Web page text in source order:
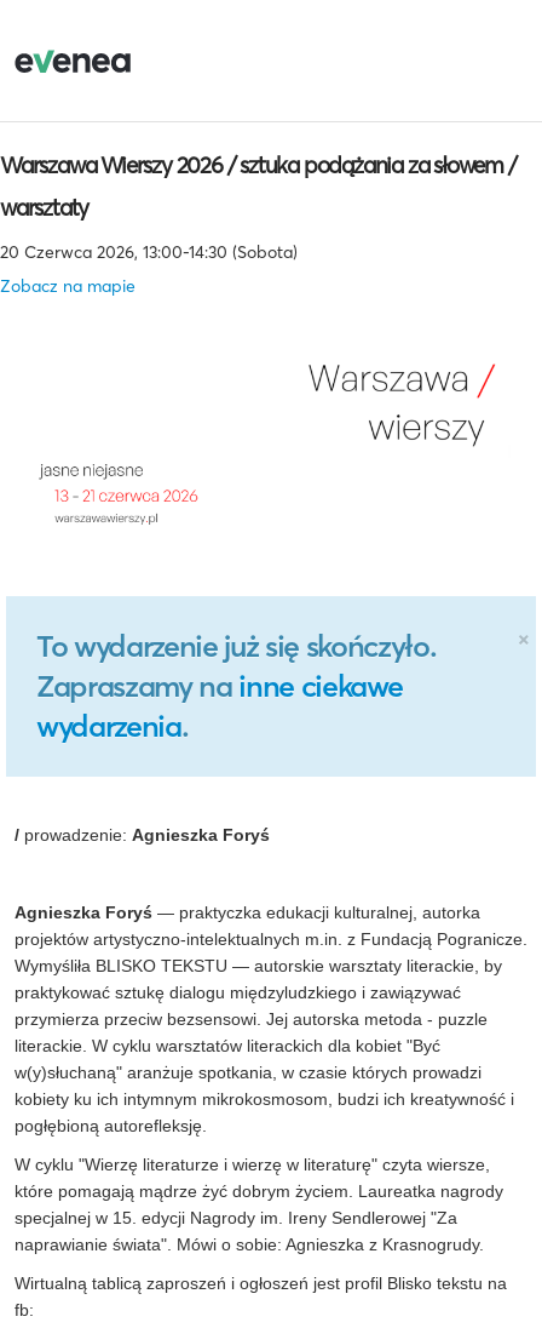
Warszawa Wierszy 2026 / sztuka podążania za słowem /
warsztaty
20 Czerwca 2026, 13:00-14:30 (Sobota)
Zobacz na mapie
×
To wydarzenie już się skończyło.
Zapraszamy na inne ciekawe
wydarzenia.
/ prowadzenie: Agnieszka Foryś
Agnieszka Foryś — praktyczka edukacji kulturalnej, autorka
projektów artystyczno-intelektualnych m.in. z Fundacją Pogranicze.
Wymyśliła BLISKO TEKSTU — autorskie warsztaty literackie, by
praktykować sztukę dialogu międzyludzkiego i zawiązywać
przymierza przeciw bezsensowi. Jej autorska metoda - puzzle
literackie. W cyklu warsztatów literackich dla kobiet "Być
w(y)słuchaną" aranżuje spotkania, w czasie których prowadzi
kobiety ku ich intymnym mikrokosmosom, budzi ich kreatywność i
pogłębioną autorefleksję.
W cyklu "Wierzę literaturze i wierzę w literaturę" czyta wiersze,
które pomagają mądrze żyć dobrym życiem. Laureatka nagrody
specjalnej w 15. edycji Nagrody im. Ireny Sendlerowej "Za
naprawianie świata". Mówi o sobie: Agnieszka z Krasnogrudy.
Wirtualną tablicą zaproszeń i ogłoszeń jest profil Blisko tekstu na
fb: